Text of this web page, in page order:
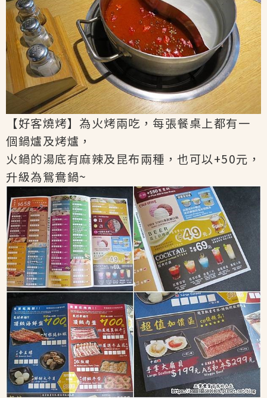
【好客燒烤】為火烤兩吃，每張餐桌上都有一
個鍋爐及烤爐，
火鍋的湯底有麻辣及昆布兩種，也可以+50元，
升級為鴛鴦鍋~